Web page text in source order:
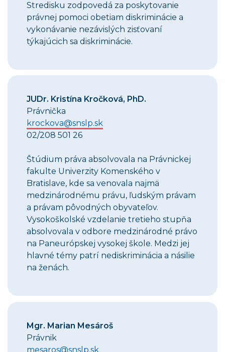
Stredisku zodpovedá za poskytovanie
právnej pomoci obetiam diskriminácie a
vykonávanie nezávislých zisťovaní
týkajúcich sa diskriminácie.
JUDr. Kristína Kročková, PhD.
Právnička
krockova@snslp.sk
02/208 501 26
Štúdium práva absolvovala na Právnickej
fakulte Univerzity Komenského v
Bratislave, kde sa venovala najmä
medzinárodnému právu, ľudským právam
a právam pôvodných obyvateľov.
Vysokoškolské vzdelanie tretieho stupňa
absolvovala v odbore medzinárodné právo
na Paneurópskej vysokej škole. Medzi jej
hlavné témy patrí nediskriminácia a násilie
na ženách.
Mgr. Marian Mesároš
Právnik
mesaros@snslp.sk